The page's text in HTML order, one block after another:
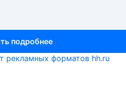
подробнее
подробнее
рекламных форматов hh.ru